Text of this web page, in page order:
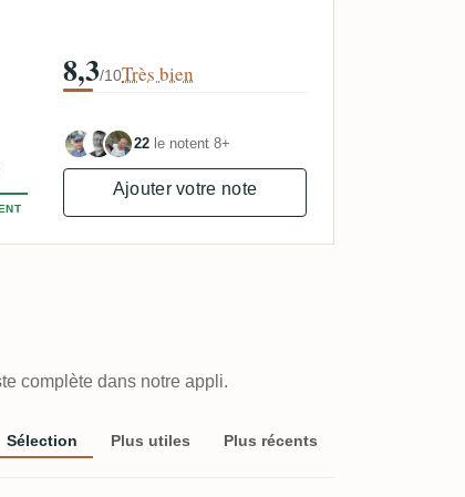
8,3/10Très bien
22 le notent 8+
Ajouter votre note
complète dans notre appli.
Sélection Plus utiles Plus récents